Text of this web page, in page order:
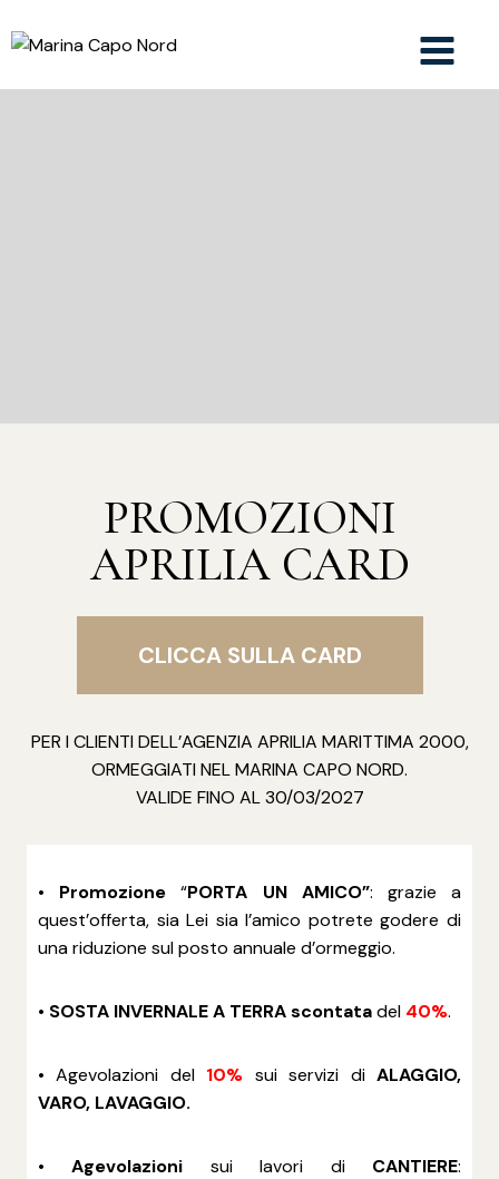
PROMOZIONI
APRILIA CARD
CLICCA SULLA CARD
PER I CLIENTI DELL’AGENZIA APRILIA MARITTIMA 2000,
ORMEGGIATI NEL MARINA CAPO NORD.
VALIDE FINO AL 30/03/2027
• Promozione “PORTA UN AMICO”: grazie a
quest’offerta, sia Lei sia l’amico potrete godere di
una riduzione sul posto annuale d’ormeggio.
• SOSTA INVERNALE A TERRAscontatadel 40%.
• Agevolazioni del 10% sui servizi diALAGGIO,
VARO, LAVAGGIO.
•Agevolazioni sui lavori di CANTIERE: